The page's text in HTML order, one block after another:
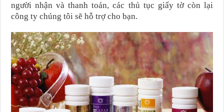
người nhận và thanh toán, các thủ tục giấy tờ còn lại
công ty chúng tôi sẽ hỗ trợ cho bạn.